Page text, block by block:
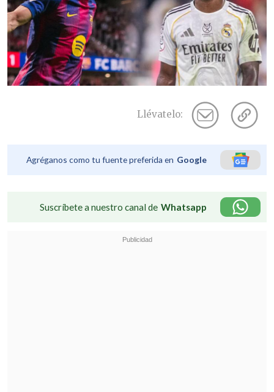
Llévatelo:
Agréganos como tu fuente preferida en Google
Suscríbete a nuestro canal de Whatsapp